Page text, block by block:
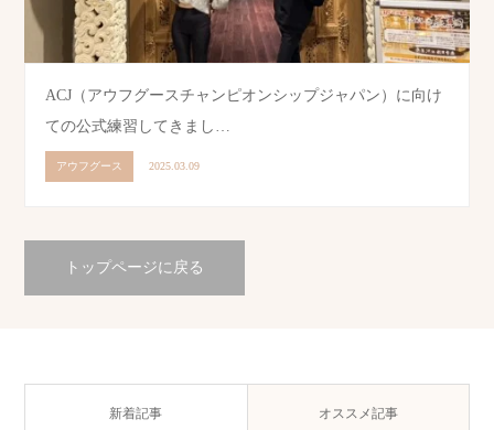
ACJ（アウフグースチャンピオンシップジャパン）に向け
ての公式練習してきまし…
アウフグース 2025.03.09
トップページに戻る
新着記事 オススメ記事